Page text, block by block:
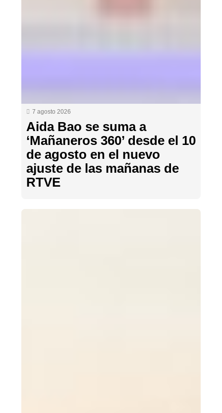
7 agosto 2026
Aida Bao se suma a
‘Mañaneros 360’ desde el 10
de agosto en el nuevo
ajuste de las mañanas de
RTVE